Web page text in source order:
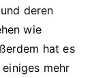
deren
wie
hat es
mehr